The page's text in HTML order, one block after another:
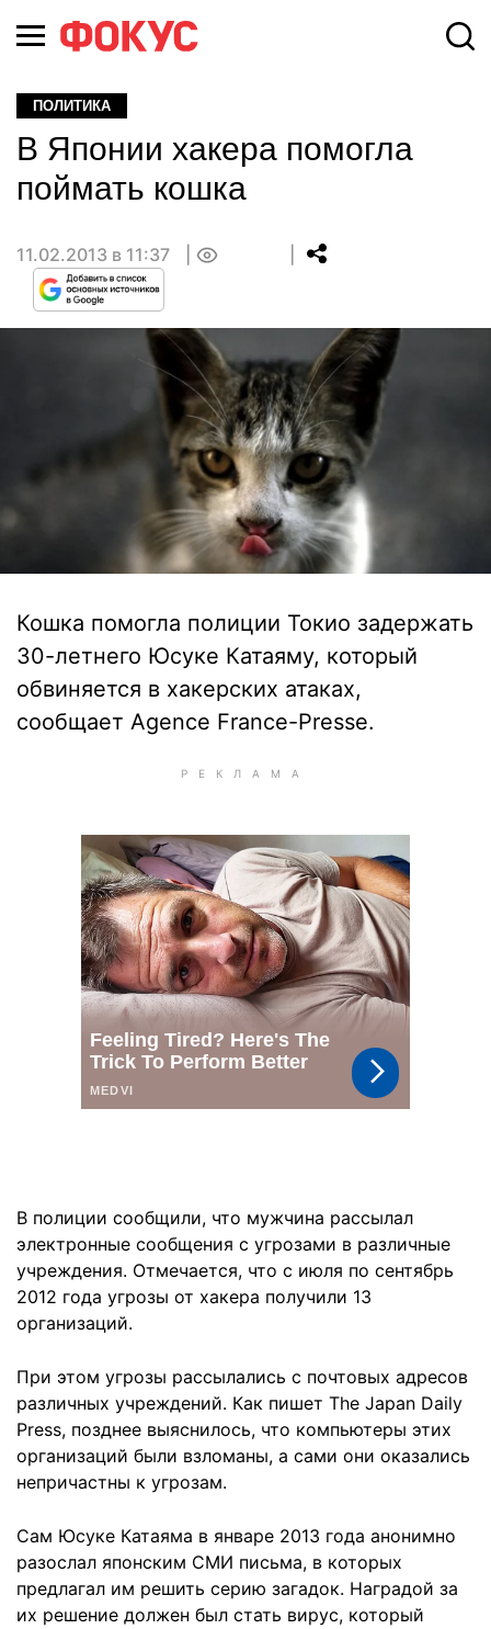
ПОЛИТИКА
В Японии хакера помогла
поймать кошка
11.02.2013 в 11:37
Кошка помогла полиции Токио задержать
30-летнего Юсуке Катаяму, который
обвиняется в хакерских атаках,
сообщает Agence France-Presse.
В полиции сообщили, что мужчина рассылал
электронные сообщения с угрозами в различные
учреждения. Отмечается, что с июля по сентябрь
2012 года угрозы от хакера получили 13
организаций.
При этом угрозы рассылались с почтовых адресов
различных учреждений. Как пишет The Japan Daily
Press, позднее выяснилось, что компьютеры этих
организаций были взломаны, а сами они оказались
непричастны к угрозам.
Сам Юсуке Катаяма в январе 2013 года анонимно
разослал японским СМИ письма, в которых
предлагал им решить серию загадок. Наградой за
их решение должен был стать вирус, который